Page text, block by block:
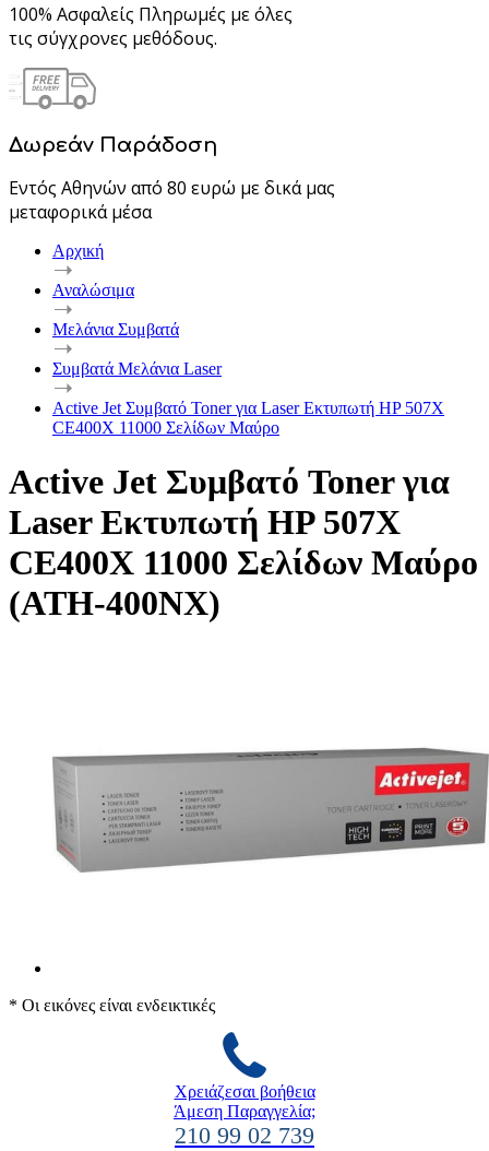
100% Ασφαλείς Πληρωμές με όλες
τις σύγχρονες μεθόδους.
Δωρεάν Παράδοση
Εντός Αθηνών από 80 ευρώ με δικά μας
μεταφορικά μέσα
Αρχική
Αναλώσιμα
Μελάνια Συμβατά
Συμβατά Μελάνια Laser
Active Jet Συμβατό Toner για Laser Εκτυπωτή HP 507X
CE400X 11000 Σελίδων Μαύρο
Active Jet Συμβατό Toner για
Laser Εκτυπωτή HP 507X
CE400X 11000 Σελίδων Μαύρο
(ATH-400NX)
* Οι εικόνες είναι ενδεικτικές
Χρειάζεσαι βοήθεια
Άμεση Παραγγελία;
210 99 02 739